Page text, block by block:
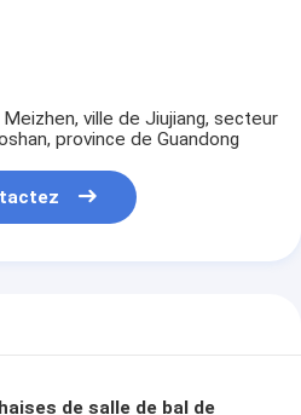
ville de Jiujiang, secteur
province de Guandong
de salle de bal de